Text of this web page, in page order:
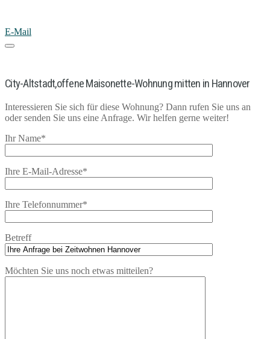
E-Mail
City-Altstadt,offene Maisonette-Wohnung mitten in Hannover
Interessieren Sie sich für diese Wohnung? Dann rufen Sie uns an
oder senden Sie uns eine Anfrage. Wir helfen gerne weiter!
Ihr Name*
Ihre E-Mail-Adresse*
Ihre Telefonnummer*
Betreff
Möchten Sie uns noch etwas mitteilen?